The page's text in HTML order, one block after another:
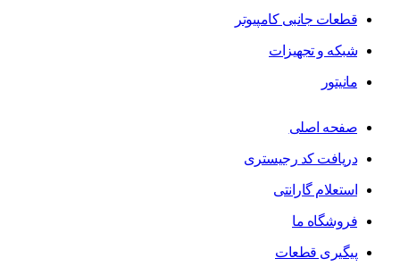
قطعات جانبی کامپیوتر
شبکه و تجهیزات
مانیتور
صفحه اصلی
دریافت کد رجیستری
استعلام گارانتی
فروشگاه ما
پیگیری قطعات